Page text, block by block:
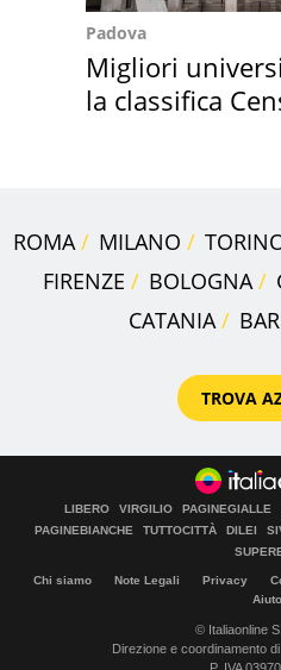
Padova
Migliori
la classifica
ROMA MILANO
FIRENZE
BOLOGNA
CATANIA
TROVA
LIBERO VIRGILIO PAGINEGIALLE
PAGINEBIANCHE
TUTTOCITTÀ DILEI
Chi siamo Note Legali Privacy
Aiuto
© Italiaonline
Direzione e coordinamento